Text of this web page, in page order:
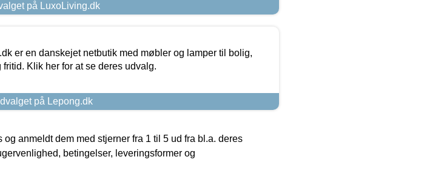
på LuxoLiving.dk
er en danskejet netbutik med møbler og lamper til bolig,
fritid. Klik her for at se deres udvalg.
på Lepong.dk
anmeldt dem med stjerner fra 1 til 5 ud fra bl.a. deres
betingelser, leveringsformer og